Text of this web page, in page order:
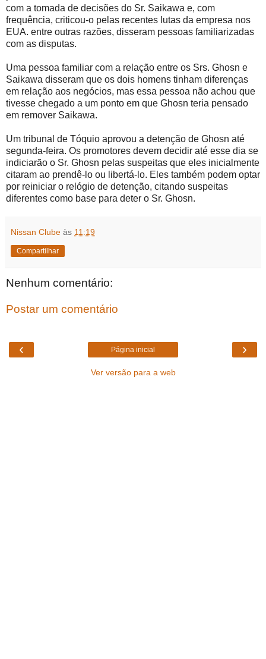
com a tomada de decisões do Sr. Saikawa e, com
frequência, criticou-o pelas recentes lutas da empresa nos
EUA. entre outras razões, disseram pessoas familiarizadas
com as disputas.
Uma pessoa familiar com a relação entre os Srs. Ghosn e
Saikawa disseram que os dois homens tinham diferenças
em relação aos negócios, mas essa pessoa não achou que
tivesse chegado a um ponto em que Ghosn teria pensado
em remover Saikawa.
Um tribunal de Tóquio aprovou a detenção de Ghosn até
segunda-feira. Os promotores devem decidir até esse dia se
indiciarão o Sr. Ghosn pelas suspeitas que eles inicialmente
citaram ao prendê-lo ou libertá-lo. Eles também podem optar
por reiniciar o relógio de detenção, citando suspeitas
diferentes como base para deter o Sr. Ghosn.
Nissan Clube às 11:19
Compartilhar
Nenhum comentário:
Postar um comentário
‹ ›
Página inicial
Ver versão para a web